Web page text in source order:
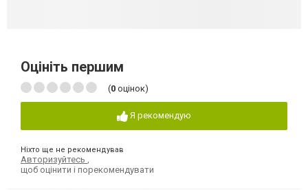
Оцініть першим
(0 оцінок)
Я рекомендую
Ніхто ще не рекомендував
Авторизуйтесь
щоб оцінити і порекомендувати